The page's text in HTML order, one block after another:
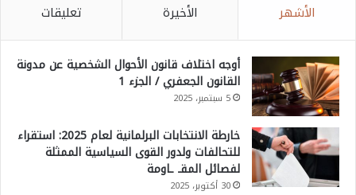
الأشهر الأخيرة تعليقات
أوجه اختلاف قانون الأحوال الشخصية عن مدونة
القانون الجعفري / الجزء 1
5 سبتمبر، 2025
خارطة الانتخابات البرلمانية لعام 2025: استقراء
للتحالفات ولدور القوى السياسية الممثلة
لفصائل المقـ ـاومة
30 أكتوبر، 2025